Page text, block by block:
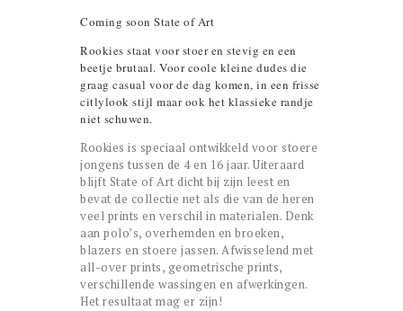
Coming soon State of Art
Rookies staat voor stoer en stevig en een
beetje brutaal. Voor coole kleine dudes die
graag casual voor de dag komen, in een frisse
citlylook stijl maar ook het klassieke randje
niet schuwen.
Rookies is speciaal ontwikkeld voor stoere
jongens tussen de 4 en 16 jaar. Uiteraard
blijft State of Art dicht bij zijn leest en
bevat de collectie net als die van de heren
veel prints en verschil in materialen. Denk
aan polo’s, overhemden en broeken,
blazers en stoere jassen. Afwisselend met
all-over prints, geometrische prints,
verschillende wassingen en afwerkingen.
Het resultaat mag er zijn!